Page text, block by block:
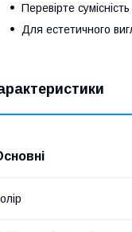
Перевірте
Для естетичного